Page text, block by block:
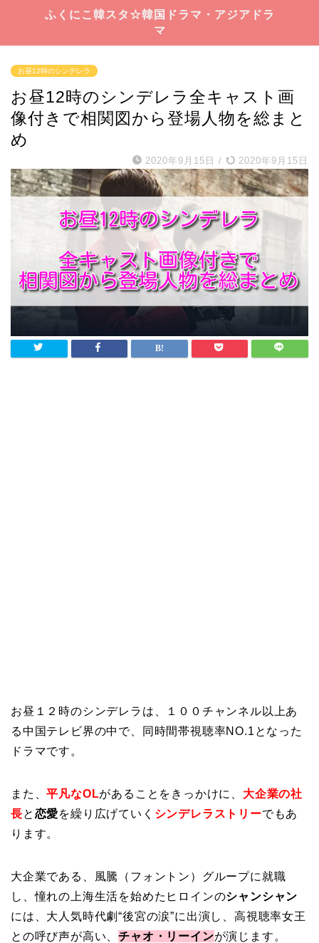
ふくにこ韓スタ☆韓国ドラマ・アジアドラ
マ
お昼12時のシンデレラ
お昼12時のシンデレラ全キャスト画
像付きで相関図から登場人物を総まと
め
2020年9月15日 / 2020年9月15日
お昼１２時のシンデレラは、１００チャンネル以上あ
る中国テレビ界の中で、同時間帯視聴率NO.1となった
ドラマです。
また、平凡なOLがあることをきっかけに、 大企業の社
長と 恋愛を繰り広げていく シンデレラストリーでもあ
ります。
大企業である、風騰（フォントン）グループに就職
し、憧れの上海生活を始めたヒロインのシャンシャン
には、大人気時代劇“後宮の涙”に出演し、高視聴率女王
との呼び声が高い、チャオ・リーインが演じます。